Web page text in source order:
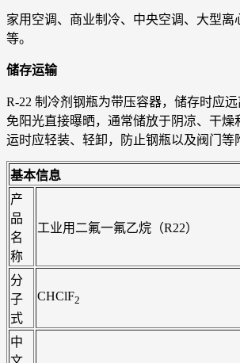
家用空调、商业制冷、中央空调、大型离
等。
储存运输
R-22 制冷剂钢瓶为带压容器，储存时应
免阳光直接曝晒，通常储放于阴凉、干燥
运时应轻装、轻卸，防止钢瓶以及阀门等
基本信息
产
品
名
称
工业用二氟一氟乙烷（R22）
分
子
式
CHClF2
中